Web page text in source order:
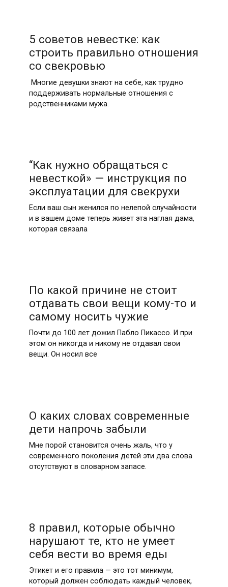
5 советов невестке: как
строить правильно отношения
со свекровью
Многие девушки знают на себе, как трудно
поддерживать нормальные отношения с
родственниками мужа.
“Как нужно обращаться с
невесткой» — инструкция по
эксплуатации для свекрухи
Если ваш сын женился по нелепой случайности
и в вашем доме теперь живет эта наглая дама,
которая связала
По какой причине не стоит
отдавать свои вещи кому-то и
самому носить чужие
Почти до 100 лет дожил Пабло Пикассо. И при
этом он никогда и никому не отдавал свои
вещи. Он носил все
О каких словах современные
дети напрочь забыли
Мне порой становится очень жаль, что у
современного поколения детей эти два слова
отсутствуют в словарном запасе.
8 правил, которые обычно
нарушают те, кто не умеет
себя вести во время еды
Этикет и его правила — это тот минимум,
который должен соблюдать каждый человек,